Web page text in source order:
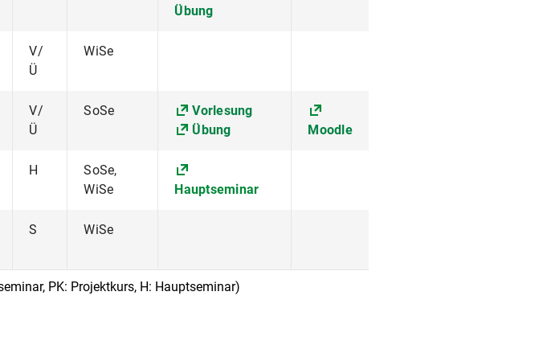
PK: Projektkurs, H: Hauptseminar)
Übung
V/
Ü
WiSe
V/
Ü
SoSe
Vorlesung
Übung
Moodle
H
SoSe,
WiSe
Hauptseminar
S WiSe